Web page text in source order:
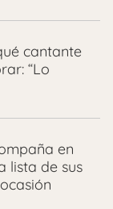
cantante
“Lo
en
lista de sus